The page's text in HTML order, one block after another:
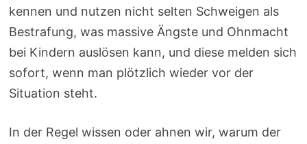
kennen und nutzen nicht selten Schweigen als
Bestrafung, was massive Ängste und Ohnmacht
bei Kindern auslösen kann, und diese melden sich
sofort, wenn man plötzlich wieder vor der
Situation steht.
In der Regel wissen oder ahnen wir, warum der